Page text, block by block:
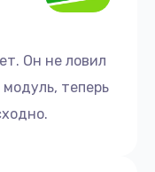
Он не ловил
теперь